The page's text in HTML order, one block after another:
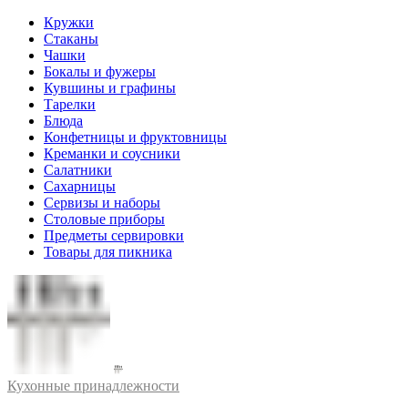
Кружки
Стаканы
Чашки
Бокалы и фужеры
Кувшины и графины
Тарелки
Блюда
Конфетницы и фруктовницы
Креманки и соусники
Салатники
Сахарницы
Сервизы и наборы
Столовые приборы
Предметы сервировки
Товары для пикника
Кухонные принадлежности